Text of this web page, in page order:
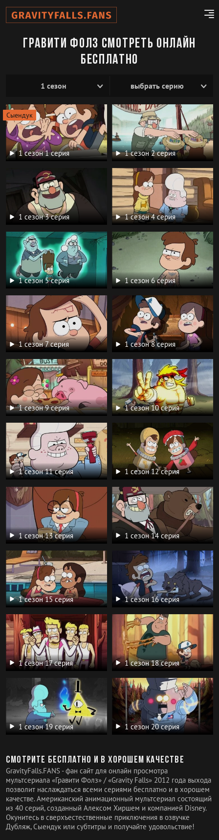
Гравити Фолз смотреть онлайн
бесплатно
1 сезон 1 серия
Сыендук
1 сезон 2 серия
1 сезон 3 серия 1 сезон 4 серия
1 сезон 5 серия 1 сезон 6 серия
1 сезон 7 серия 1 сезон 8 серия
1 сезон 9 серия 1 сезон 10 серия
1 сезон 11 серия 1 сезон 12 серия
1 сезон 13 серия 1 сезон 14 серия
1 сезон 15 серия 1 сезон 16 серия
1 сезон 17 серия 1 сезон 18 серия
1 сезон 19 серия 1 сезон 20 серия
Смотрите бесплатно и в хорошем качестве
GravityFalls.FANS - фан сайт для онлайн просмотра
мультсериала «Гравити Фолз» / «Gravity Falls» 2012 года выхода
позволит наслаждаться всеми сериями бесплатно и в хорошем
качестве. Американский анимационный мультсериал состоящий
из 40 серий, созданный Алексом Хиршем и компанией Disney.
Окунитесь в сверхъестественные приключения в озвучке
Дубляж, Сыендук или субтитры и получайте удовольствие!